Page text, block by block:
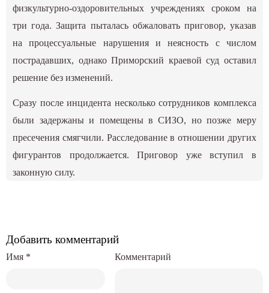
физкультурно-оздоровительных учреждениях сроком на
три года. Защита пыталась обжаловать приговор, указав
на процессуальные нарушения и неясность с числом
пострадавших, однако Приморский краевой суд оставил
решение без изменений.
Сразу после инцидента несколько сотрудников комплекса
были задержаны и помещены в СИЗО, но позже меру
пресечения смягчили. Расследование в отношении других
фигурантов продолжается. Приговор уже вступил в
законную силу.
Добавить комментарий
Комментарий
Имя *